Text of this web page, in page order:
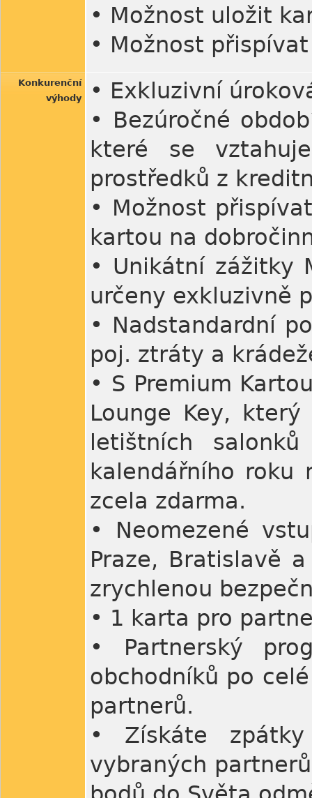
• Možnost uložit
• Možnost
Konkurenční
výhody
• Exkluzivní
• Bezúročné
které se
prostředků z
• Možnost
kartou na
• Unikátní zážitky
určeny exkluzivně
• Nadstandardní
poj. ztráty a
• S Premium
Lounge Key,
letištních
kalendářního
zcela zdarma.
• Neomezené
Praze, Bratislavě
zrychlenou
• 1 karta pro
• Partnerský
obchodníků po
partnerů.
• Získáte
vybraných